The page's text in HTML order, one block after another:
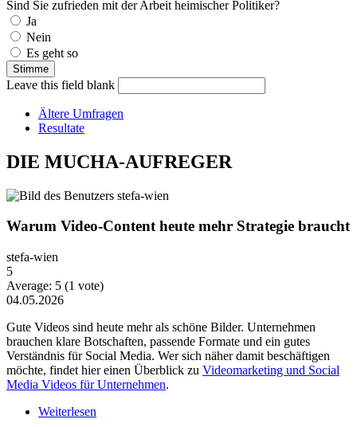
Sind Sie zufrieden mit der Arbeit heimischer Politiker?
Auswahlmöglichkeiten
Ja
Nein
Es geht so
Leave this field blank
Ältere Umfragen
Resultate
DIE MUCHA-AUFREGER
Warum Video-Content heute mehr Strategie braucht
stefa-wien
5
Average: 5 (1 vote)
04.05.2026
Gute Videos sind heute mehr als schöne Bilder. Unternehmen
brauchen klare Botschaften, passende Formate und ein gutes
Verständnis für Social Media. Wer sich näher damit beschäftigen
möchte, findet hier einen Überblick zu Videomarketing und Social
Media Videos für Unternehmen.
Weiterlesen